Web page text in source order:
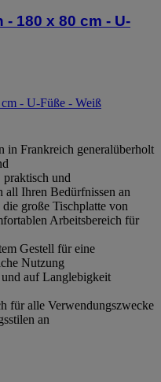
180 x 80 cm - U-
- U-Füße - Weiß
in Frankreich generalüberholt
praktisch und
all Ihren Bedürfnissen an
große Tischplatte von
Arbeitsbereich für
Gestell für eine
Nutzung
auf Langlebigkeit
für alle Verwendungszwecke
an